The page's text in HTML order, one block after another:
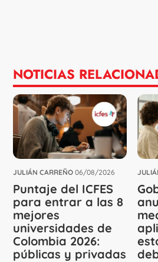
NOTICIAS
JULIÁN CARREÑO 06/08/2026
Puntaje del ICFES
para entrar a las 8
mejores
universidades de
Colombia 2026:
públicas y privadas